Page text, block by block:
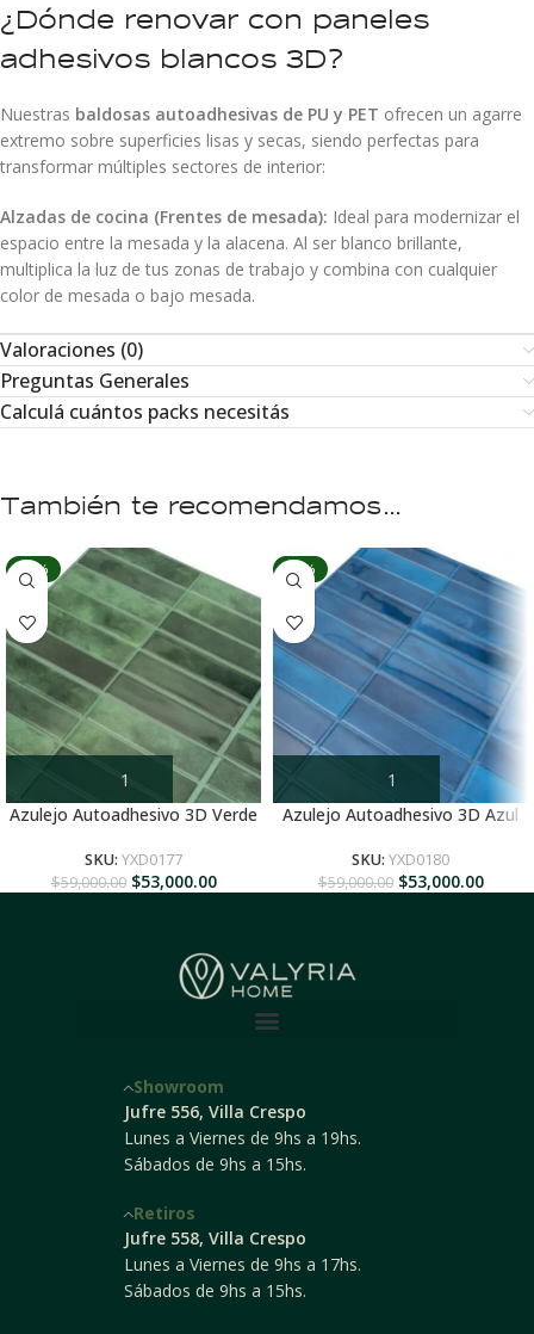
¿Dónde renovar con paneles
adhesivos blancos 3D?
Nuestras baldosas autoadhesivas de PU y PET ofrecen un agarre
extremo sobre superficies lisas y secas, siendo perfectas para
transformar múltiples sectores de interior:
Alzadas de cocina (Frentes de mesada): Ideal para modernizar el
espacio entre la mesada y la alacena. Al ser blanco brillante,
multiplica la luz de tus zonas de trabajo y combina con cualquier
color de mesada o bajo mesada.
Valoraciones (0)
Preguntas Generales
Calculá cuántos packs necesitás
También te recomendamos…
-10%
Azulejo Autoadhesivo 3D Verde
SKU: YXD0177
$59,000.00 $53,000.00
-10%
Azulejo Autoadhesivo 3D Azul
SKU: YXD0180
$59,000.00 $53,000.00
Showroom
Jufre 556, Villa Crespo
Lunes a Viernes de 9hs a 19hs.
Sábados de 9hs a 15hs.
Retiros
Jufre 558, Villa Crespo
Lunes a Viernes de 9hs a 17hs.
Sábados de 9hs a 15hs.